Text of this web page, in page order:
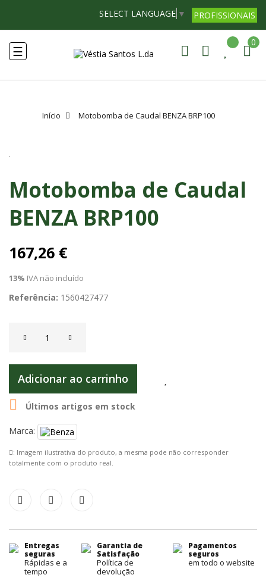
PROFISSIONAIS
SELECT LANGUAGE ▼
Toggle
navigation
☰
0
Início Motobomba de Caudal BENZA BRP100
Motobomba de Caudal
BENZA BRP100
167,26 €
13% IVA não incluído
Referência: 1560427477
Adicionar ao carrinho
 Últimos artigos em stock
Marca:
: Imagem ilustrativa do produto, a mesma pode não corresponder
totalmente com o produto real.
Entregas
seguras
Rápidas e a
tempo
Garantia de
Satisfação
Política de
devolução
Pagamentos
seguros
em todo o website